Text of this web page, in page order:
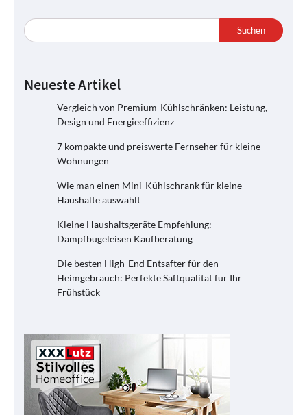
Suchen
Neueste Artikel
Vergleich von Premium-Kühlschränken: Leistung,
Design und Energieeffizienz
7 kompakte und preiswerte Fernseher für kleine
Wohnungen
Wie man einen Mini-Kühlschrank für kleine
Haushalte auswählt
Kleine Haushaltsgeräte Empfehlung:
Dampfbügeleisen Kaufberatung
Die besten High-End Entsafter für den
Heimgebrauch: Perfekte Saftqualität für Ihr
Frühstück